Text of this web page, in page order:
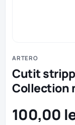
ARTERO
Cutit
Collection
100,00